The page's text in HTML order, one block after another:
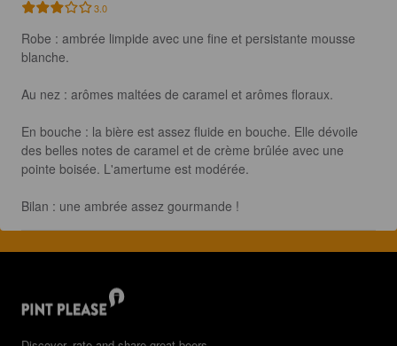
3.0
Robe : ambrée limpide avec une fine et persistante mousse
blanche.
Au nez : arômes maltées de caramel et arômes floraux.
En bouche : la bière est assez fluide en bouche. Elle dévoile
des belles notes de caramel et de crème brûlée avec une
pointe boisée. L'amertume est modérée.
Bilan : une ambrée assez gourmande !